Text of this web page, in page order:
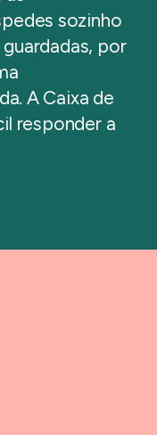
sozinho
por
A Caixa de
responder a